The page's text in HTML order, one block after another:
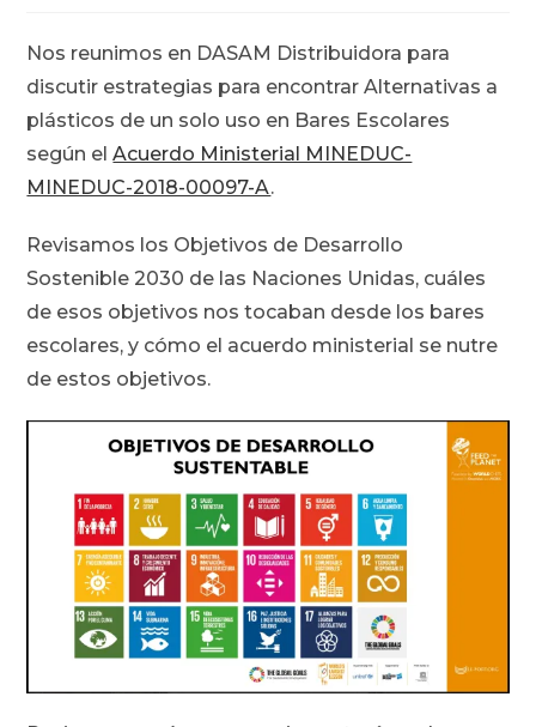
entrada:
Nos reunimos en DASAM Distribuidora para
discutir estrategias para encontrar Alternativas a
plásticos de un solo uso en Bares Escolares
según elAcuerdo Ministerial MINEDUC-
MINEDUC-2018-00097-A.
Revisamos los Objetivos de Desarrollo
Sostenible 2030 de las Naciones Unidas, cuáles
de esos objetivos nos tocaban desde los bares
escolares, y cómo el acuerdo ministerial se nutre
de estos objetivos.